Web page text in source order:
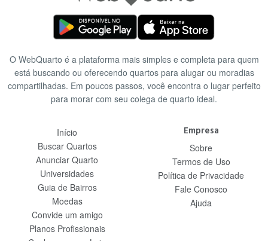
O WebQuarto é a plataforma mais simples e completa para quem
está buscando ou oferecendo quartos para alugar ou moradias
compartilhadas. Em poucos passos, você encontra o lugar perfeito
para morar com seu colega de quarto ideal.
Início
Buscar Quartos
Anunciar Quarto
Universidades
Guia de Bairros
Moedas
Convide um amigo
Planos Profissionais
Empresa
Sobre
Termos de Uso
Política de Privacidade
Fale Conosco
Ajuda